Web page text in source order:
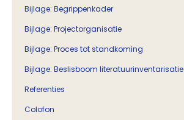
Bijlage: Begrippenkader
Bijlage: Projectorganisatie
Bijlage: Proces tot standkoming
Bijlage: Beslisboom literatuurinventarisatie
Referenties
Colofon